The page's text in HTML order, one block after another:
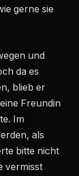
gerne sie
und
da es
blieb er
Freundin
Im
als
bitte nicht
vermisst